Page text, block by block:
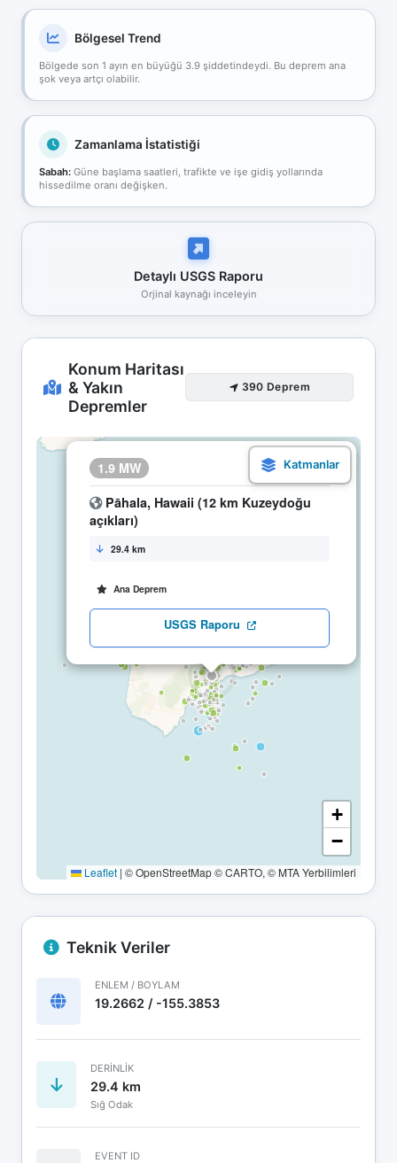
Bölgesel Trend
Bölgede son 1 ayın en büyüğü 3.9 şiddetindeydi. Bu deprem ana
şok veya artçı olabilir.
Zamanlama İstatistiği
Sabah: Güne başlama saatleri, trafikte ve işe gidiş yollarında
hissedilme oranı değişken.
Detaylı USGS Raporu
Orjinal kaynağı inceleyin
Konum Haritası
& Yakın
Depremler
390 Deprem
1.9 MW 18.04 09:53
Pāhala, Hawaii (12 km Kuzeydoğu
açıkları)
29.4 km
Ana Deprem
USGS Raporu
×
+
−
Leaflet | © OpenStreetMap © CARTO, © MTA Yerbilimleri
Teknik Veriler
ENLEM / BOYLAM
19.2662 / -155.3853
DERINLIK
29.4 km
Sığ Odak
EVENT ID